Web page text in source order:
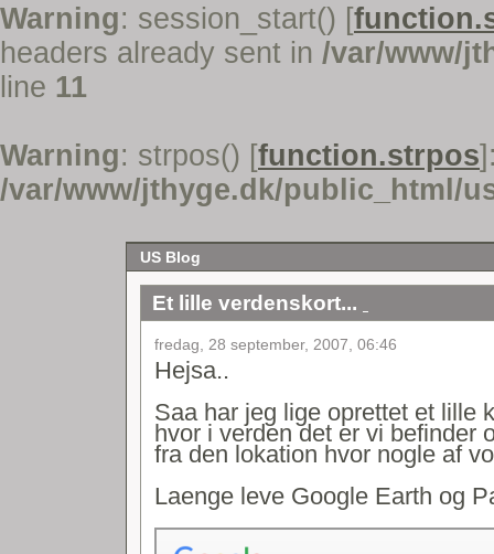
Warning: session_start() [
headers already sent in /var/www/
line 11
Warning: strpos() [function.strpos
/var/www/jthyge.dk/public_html/
US Blog
Et lille verdenskort...
fredag, 28 september, 2007, 06:46
Hejsa..
Saa har jeg lige oprettet et lille
hvor i verden det er vi befinder
fra den lokation hvor nogle af
Laenge leve Google Earth og